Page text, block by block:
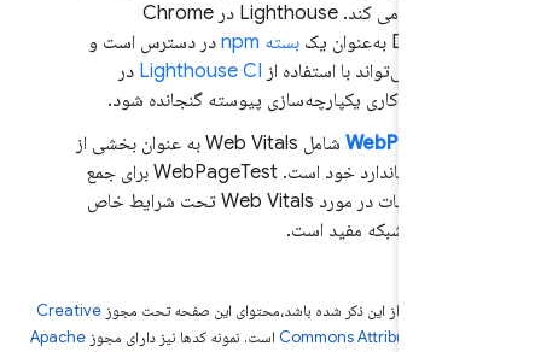
را برجسته می کند. Lighthouse در Chrome
بسته npm
در دسترس است و
می‌تواند با استفاده از Lighthouse CIدر
کاری یکپارچه‌سازی پیوسته گنجانده شود.
شامل Web Vitals به عنوان بخشی از
گزارش استاندارد خود است. WebPageTest برای جمع
آوری اطلاعات در مورد Web Vitals تحت شرایط خاص
و شبکه مفید است.
که غیر از این ذکر شده باشد،‌محتوای این صفحه تحت مجوزCreative
Commons Attributionاست. نمونه کدها نیز دارای مجوزApache